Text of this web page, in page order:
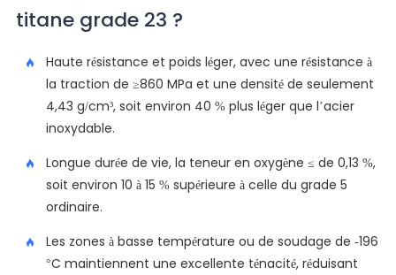
titane grade 23 ?
Haute résistance et poids léger, avec une résistance à
la traction de ≥860 MPa et une densité de seulement
4,43 g/cm³, soit environ 40 % plus léger que l’acier
inoxydable.
Longue durée de vie, la teneur en oxygène ≤ de 0,13 %,
soit environ 10 à 15 % supérieure à celle du grade 5
ordinaire.
Les zones à basse température ou de soudage de -196
°C maintiennent une excellente ténacité, réduisant